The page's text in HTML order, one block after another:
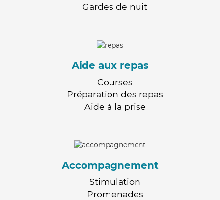
Gardes de nuit
Aide aux repas
Courses
Préparation des repas
Aide à la prise
Accompagnement
Stimulation
Promenades